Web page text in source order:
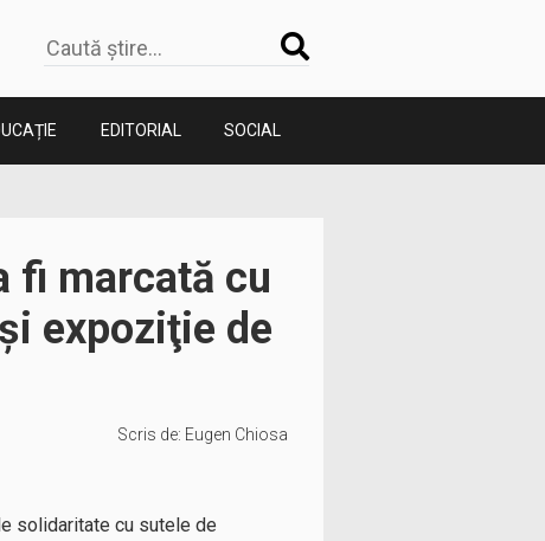
EDITORIAL SOCIAL
fi marcată cu
expoziţie de
Scris de: Eugen Chiosa
solidaritate cu sutele de